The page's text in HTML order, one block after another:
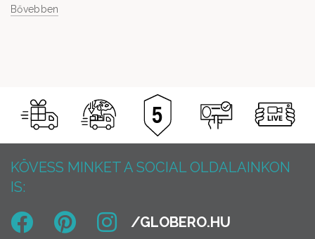
Bővebben
KÖVESS MINKET A SOCIAL OLDALAINKON
IS: